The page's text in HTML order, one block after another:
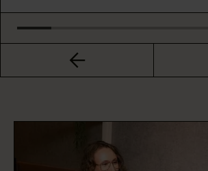
Bekijk montuur